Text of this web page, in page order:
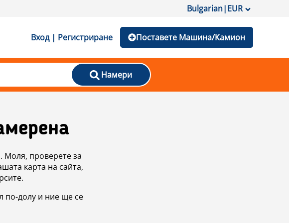
Bulgarian|EUR
Вход | Регистриране Поставете Машина/Камион
Намери
Моля, проверете за
карта на сайта,
по-долу и ние ще се